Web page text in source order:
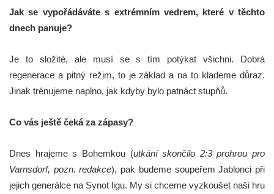
Jak se vypořádáváte s extrémním vedrem, které v těchto
dnech panuje?
Je to složité, ale musí se s tím potýkat všichni. Dobrá
regenerace a pitný režim, to je základ a na to klademe důraz.
Jinak trénujeme naplno, jak kdyby bylo patnáct stupňů.
Co vás ještě čeká za zápasy?
Dnes hrajeme s Bohemkou (utkání skončilo 2:3 prohrou pro
Varnsdorf, pozn. redakce), pak budeme soupeřem Jablonci při
jejich generálce na Synot ligu. My si chceme vyzkoušet naši hru